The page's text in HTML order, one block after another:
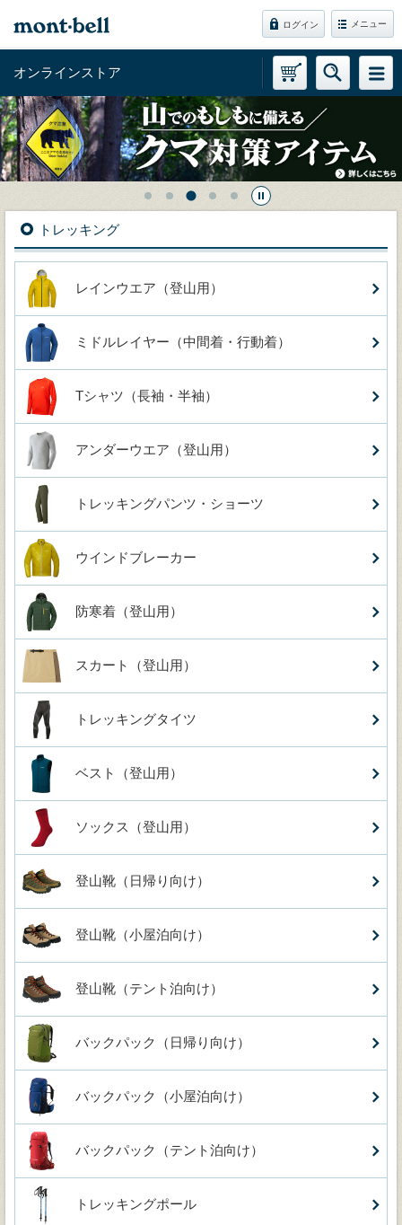
ログイン メニュー
オンラインストア
トレッキング
レインウエア（登山用）
ミドルレイヤー（中間着・行動着）
Tシャツ（長袖・半袖）
アンダーウエア（登山用）
トレッキングパンツ・ショーツ
ウインドブレーカー
防寒着（登山用）
スカート（登山用）
トレッキングタイツ
ベスト（登山用）
ソックス（登山用）
登山靴（日帰り向け）
登山靴（小屋泊向け）
登山靴（テント泊向け）
バックパック（日帰り向け）
バックパック（小屋泊向け）
バックパック（テント泊向け）
トレッキングポール